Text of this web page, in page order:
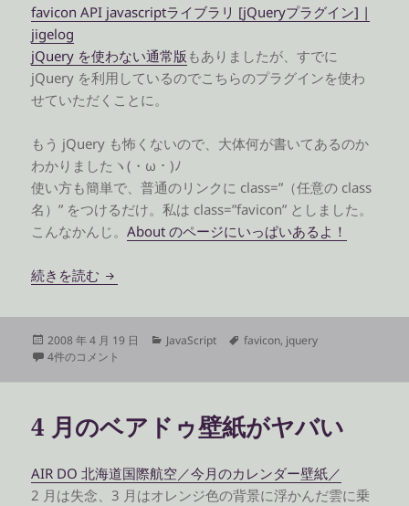
favicon API javascriptライブラリ [jQueryプラグイン] |
jigelog
jQuery を使わない通常版 もありましたが、すでに
jQuery を利用しているのでこちらのプラグインを使わ
せていただくことに。
もう jQuery も怖くないので、大体何が書いてあるのか
わかりましたヽ(・ω・)ﾉ
使い方も簡単で、普通のリンクに class=”（任意の class
名）” をつけるだけ。私は class=”favicon” としました。
こんなかんじ。About のページにいっぱいあるよ！
続きを読む 任意のリンクに favicon を表示する jQuery プラ
投
稿
2008 年 4 月 19 日
カ
JavaScript
タ
favicon, jquery
任意のリンクに favicon を表示する jQuery プラグイン への
4件のコメント
4 月のベアドゥ壁紙がヤバい
AIR DO 北海道国際航空／今月のカレンダー壁紙／
2 月は失念、3 月はオレンジ色の背景に浮かんだ雲に乗